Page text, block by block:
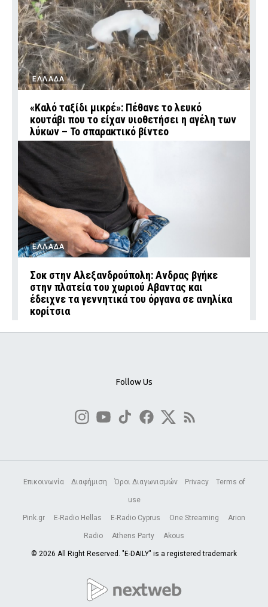
ΕΛΛΑΔΑ
«Καλό ταξίδι μικρέ»: Πέθανε το λευκό
κουτάβι που το είχαν υιοθετήσει η αγέλη των
λύκων – Το σπαρακτικό βίντεο
ΕΛΛΑΔΑ
Σοκ στην Αλεξανδρούπολη: Ανδρας βγήκε
στην πλατεία του χωριού Αβαντας και
έδειχνε τα γεννητικά του όργανα σε ανηλίκα
κορίτσια
Follow Us
Επικοινωνία Διαφήμιση Όροι Διαγωνισμών Privacy Terms of
use
Pink.gr E-Radio Hellas E-Radio Cyprus One Streaming Arion
Radio Athens Party Akous
© 2026 All Right Reserved. "E-DAILY" is a registered trademark